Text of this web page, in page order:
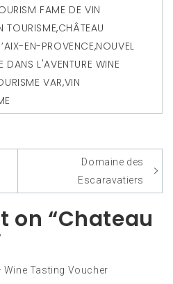
FAME DE VIN
TOURISME,CHÂTEAU
EN-PROVENCE,NOUVEL
DANS L'AVENTURE WINE
VAR,VIN
Domaine des
Escaravatiers
on “Chateau
Wine Tasting Voucher